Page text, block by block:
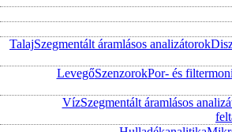
TalajSzegmentált áramlásos analizátorok
LevegőSzenzorokPor- és
VízSzegmentált áramlásos